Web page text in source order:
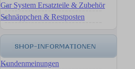
Car System Ersatzteile & Zubehör
Schnäppchen & Restposten
Kundenmeinungen